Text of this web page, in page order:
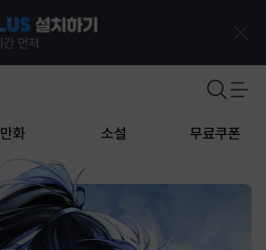
만화 소설 무료쿠폰